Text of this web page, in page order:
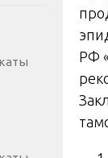
РФ